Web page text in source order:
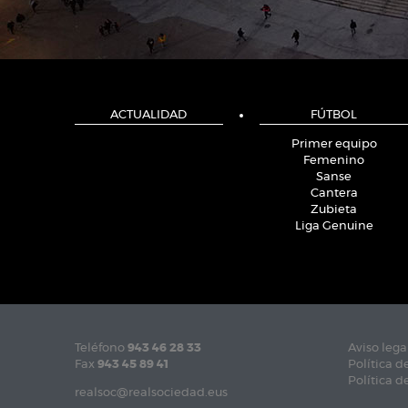
ACTUALIDAD FÚTBOL
Primer equipo
Femenino
Sanse
Cantera
Zubieta
Liga Genuine
Teléfono 943 46 28 33
Fax 943 45 89 41
realsoc@realsociedad.eus
Aviso
Política
Política